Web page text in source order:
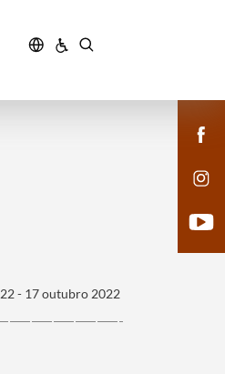
- 17 outubro 2022